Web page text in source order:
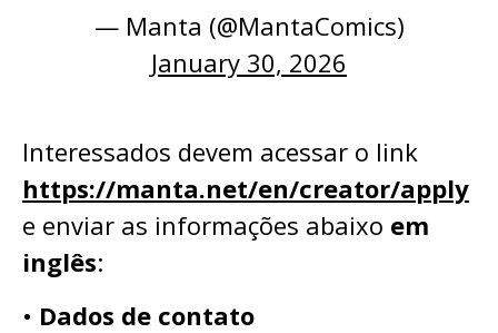
— Manta (@MantaComics)
January 30, 2026
Interessados devem acessar o link
https://manta.net/en/creator/apply
e enviar as informações abaixo em
inglês:
• Dados de contato